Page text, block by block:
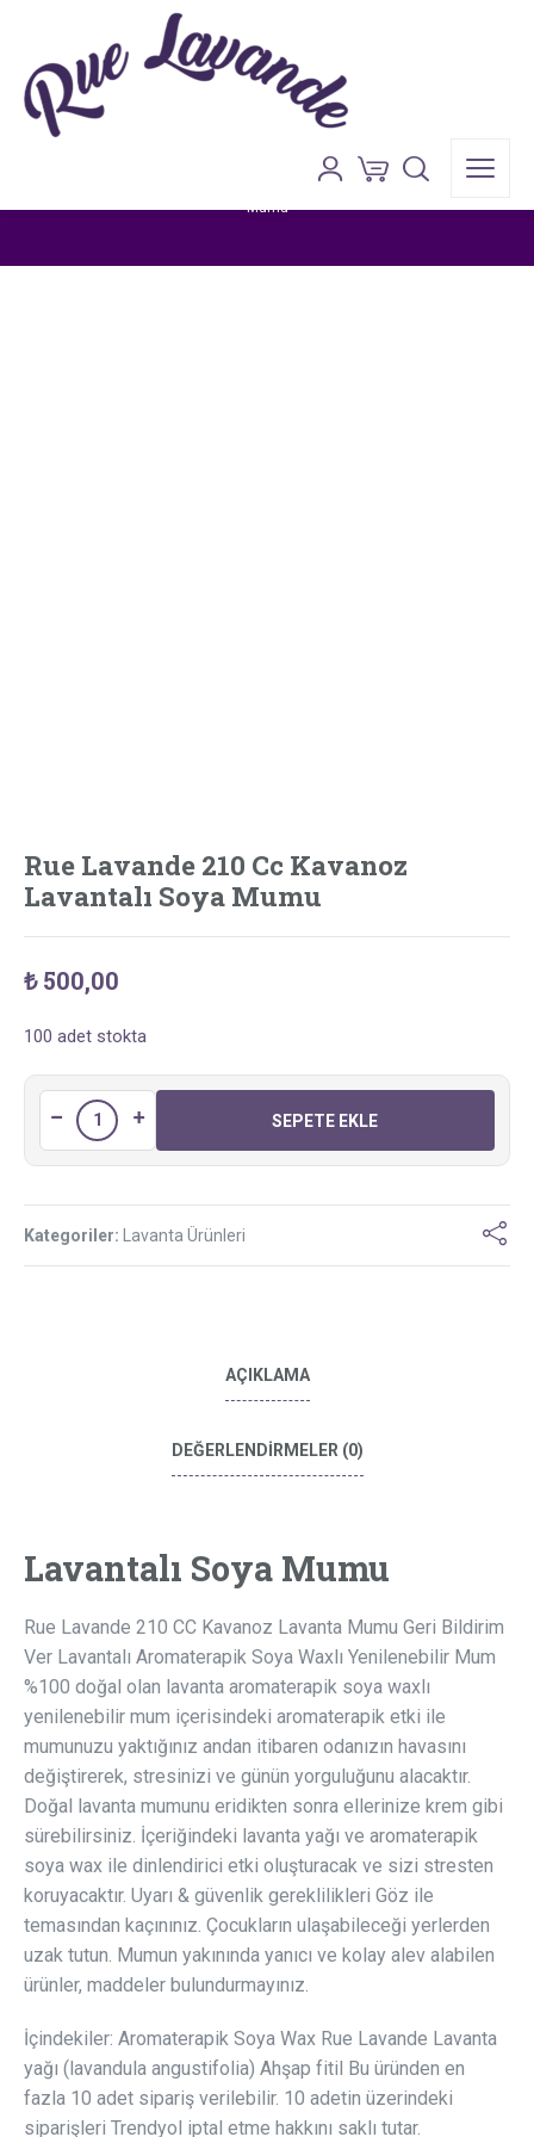
Rue Lavande 210 Cc Kavanoz Lavantalı Soya
Mumu
Rue Lavande 210 Cc Kavanoz
Lavantalı Soya Mumu
₺500,00
100 adet stokta
SEPETE EKLE
Kategoriler: Lavanta Ürünleri
AÇIKLAMA
DEĞERLENDIRMELER (0)
Lavantalı Soya Mumu
Rue Lavande 210 CC Kavanoz Lavanta Mumu Geri Bildirim
Ver Lavantalı Aromaterapik Soya Waxlı Yenilenebilir Mum
%100 doğal olan lavanta aromaterapik soya waxlı
yenilenebilir mum içerisindeki aromaterapik etki ile
mumunuzu yaktığınız andan itibaren odanızın havasını
değiştirerek, stresinizi ve günün yorguluğunu alacaktır.
Doğal lavanta mumunu eridikten sonra ellerinize krem gibi
sürebilirsiniz. İçeriğindeki lavanta yağı ve aromaterapik
soya wax ile dinlendirici etki oluşturacak ve sizi stresten
koruyacaktır. Uyarı & güvenlik gereklilikleri Göz ile
temasından kaçınınız. Çocukların ulaşabileceği yerlerden
uzak tutun. Mumun yakınında yanıcı ve kolay alev alabilen
ürünler, maddeler bulundurmayınız.
İçindekiler: Aromaterapik Soya Wax Rue Lavande Lavanta
yağı (lavandula angustifolia) Ahşap fitil Bu üründen en
fazla 10 adet sipariş verilebilir. 10 adetin üzerindeki
siparişleri Trendyol iptal etme hakkını saklı tutar.